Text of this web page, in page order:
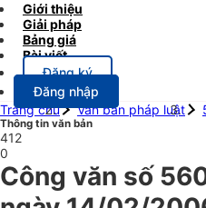
Giới thiệu
Giải pháp
Bảng giá
Bài viết
Đăng ký
Đăng nhập
Trang chủ
Văn bản pháp luật
Thông tin văn bản
412
0
Công văn số